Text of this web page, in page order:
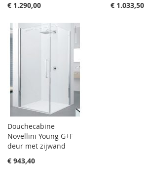
€ 1.290,00
€ 1.033,50
Douchecabine
Novellini Young G+F
deur met zijwand
€ 943,40